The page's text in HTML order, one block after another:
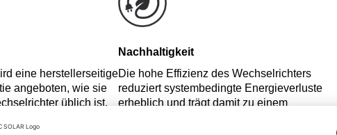
eine herstellerseitige
angeboten, wie sie
üblich ist.
Materialfehler ab
Betriebs‑ und
Nachhaltigkeit
Die hohe Effizienz des Wechselrichters
reduziert systembedingte Energieverluste
erheblich und trägt damit zu einem